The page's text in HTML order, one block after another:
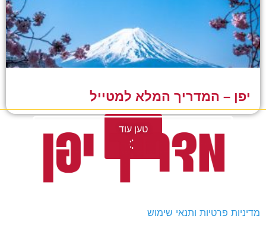
יפן – המדריך המלא למטייל
טען עוד
פרטיות ותנאי שימוש